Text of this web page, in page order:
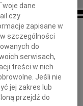
był i był,
nagle zniknął
go nie ma."
Szymborska
dane
czy
zapisane w
szczególności
do
serwisach,
treści w nich
Jeśli nie
jej zakres lub
przejdź do